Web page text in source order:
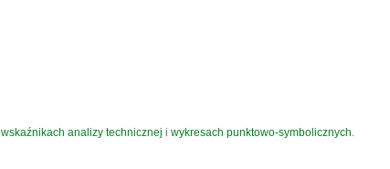
wskaźnikach analizy technicznej i wykresach punktowo-symbolicznych.